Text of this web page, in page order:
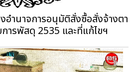
อำนาจการอนุมัติสั่งซื้อสั่งจ้างตา
ารพัสดุ 2535 และที่แก้ไขฯ